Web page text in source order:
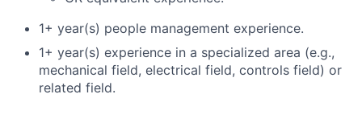
1+ year(s) people management experience.
1+ year(s) experience in a specialized area (e.g.,
mechanical field, electrical field, controls field) or
related field.